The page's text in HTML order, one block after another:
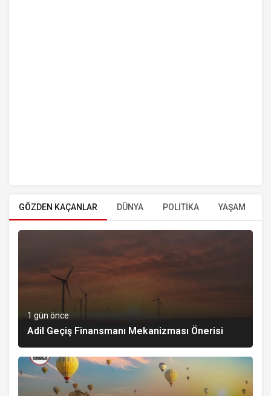
GÖZDEN KAÇANLAR DÜNYA POLİTİKA YAŞAM
1 gün önce
Adil Geçiş Finansmanı Mekanizması Önerisi